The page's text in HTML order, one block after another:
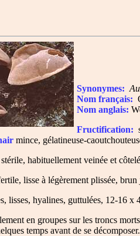
Synonymes:
Nom français:
Nom anglais:
Fructification:
mince, gélatineuse-
stérile, habituellement veinée et
lisse à légèrement plissée,
lisses, hyalines, guttulées, 12-16 x
en groupes sur les troncs
temps avant de se décomposer.